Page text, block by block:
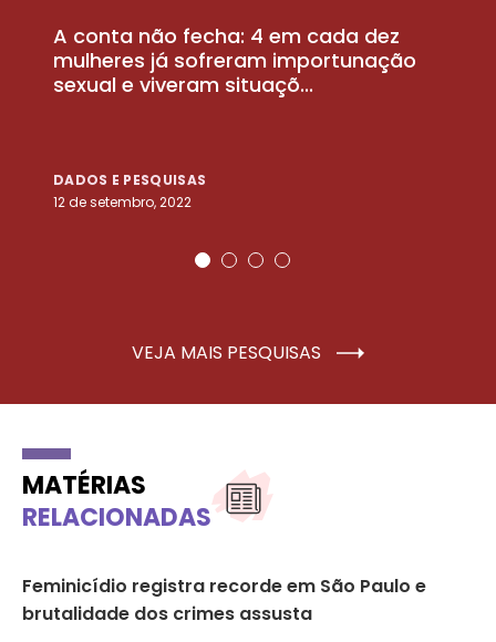
A conta não fecha: 4 em cada dez
mulheres já sofreram importunação
sexual e viveram situaçõ...
DADOS E PESQUISAS
12 de setembro, 2022
VEJA MAIS PESQUISAS
MATÉRIAS
RELACIONADAS
Feminicídio registra recorde em São Paulo e
brutalidade dos crimes assusta